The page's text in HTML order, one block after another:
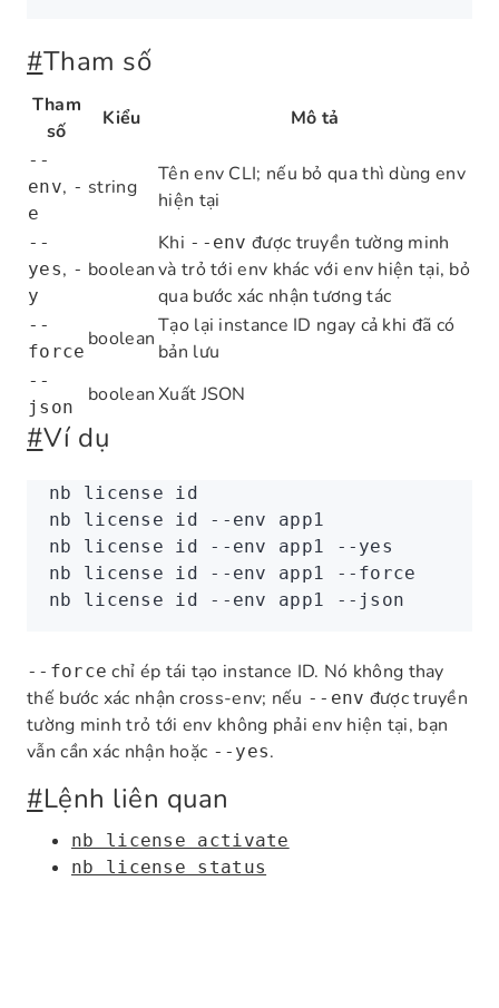
#Tham số
Tham
số
Kiểu Mô tả
--
env, -
e
string
Tên env CLI; nếu bỏ qua thì dùng env
hiện tại
--
yes, -
y
boolean
Khi --env được truyền tường minh
và trỏ tới env khác với env hiện tại, bỏ
qua bước xác nhận tương tác
--
force
boolean
Tạo lại instance ID ngay cả khi đã có
bản lưu
--
json
booleanXuất JSON
#Ví dụ
nb license id
nb license id --env app1
nb license id --env app1 --yes
nb license id --env app1 --force
nb license id --env app1 --json
--force chỉ ép tái tạo instance ID. Nó không thay
thế bước xác nhận cross-env; nếu --env được truyền
tường minh trỏ tới env không phải env hiện tại, bạn
vẫn cần xác nhận hoặc --yes.
#Lệnh liên quan
nb license activate
nb license status